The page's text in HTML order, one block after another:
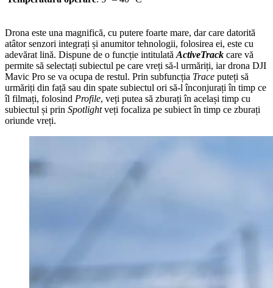
Drona este una magnifică, cu putere foarte mare, dar care datorită
atâtor senzori integrați și anumitor tehnologii, folosirea ei, este cu
adevărat lină. Dispune de o funcție intitulată ActiveTrack care vă
permite să selectați subiectul pe care vreți să-l urmăriți, iar drona DJI
Mavic Pro se va ocupa de restul. Prin subfuncția Trace puteți să
urmăriți din față sau din spate subiectul ori să-l înconjurați în timp ce
îl filmați, folosind Profile, veți putea să zburați în același timp cu
subiectul și prin Spotlightveți focaliza pe subiect în timp ce zburați
oriunde vreți.